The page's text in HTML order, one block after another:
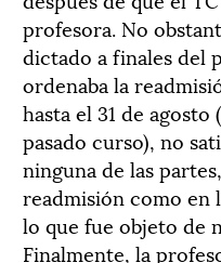
profesora. No
dictado a finales del
ordenaba la
hasta el 31 de
pasado curso), no
ninguna de las
readmisión como en
lo que fue objeto de
Finalmente, la